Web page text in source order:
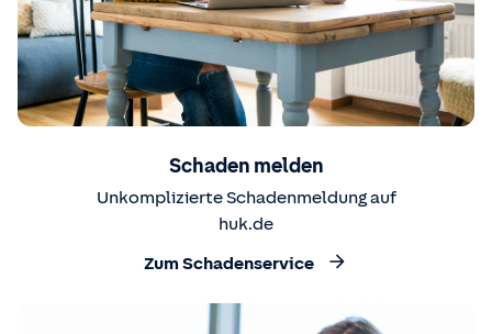
Schaden melden
Unkomplizierte Schadenmeldung auf
huk.de
Zum Schadenservice